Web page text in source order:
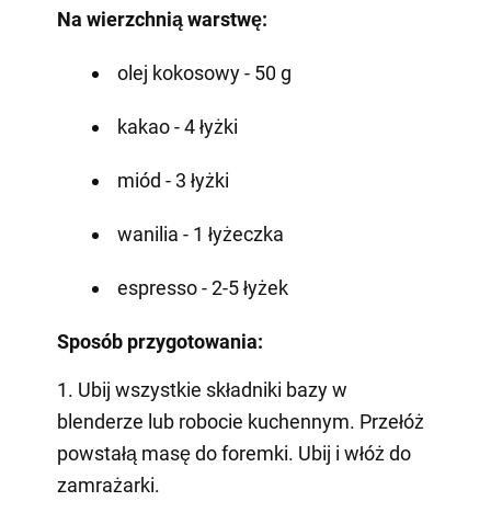
Na wierzchnią warstwę:
olej kokosowy - 50 g
kakao - 4 łyżki
miód - 3 łyżki
wanilia - 1 łyżeczka
espresso - 2-5 łyżek
Sposób przygotowania:
1. Ubij wszystkie składniki bazy w
blenderze lub robocie kuchennym. Przełóż
powstałą masę do foremki. Ubij i włóż do
zamrażarki.